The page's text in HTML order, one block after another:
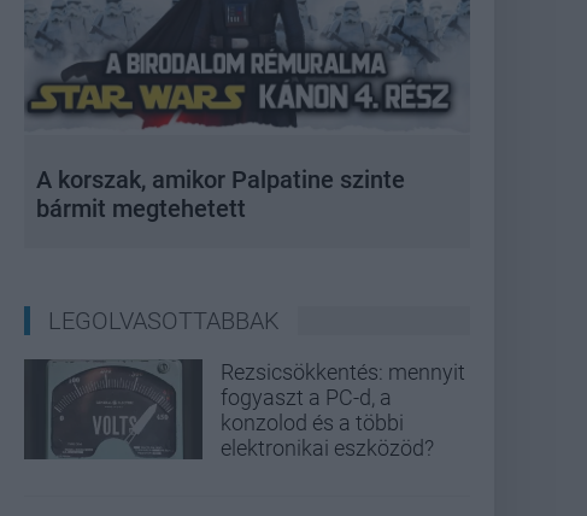
A korszak, amikor Palpatine szinte
bármit megtehetett
LEGOLVASOTTABBAK
Rezsicsökkentés: mennyit
fogyaszt a PC-d, a
konzolod és a többi
elektronikai eszközöd?